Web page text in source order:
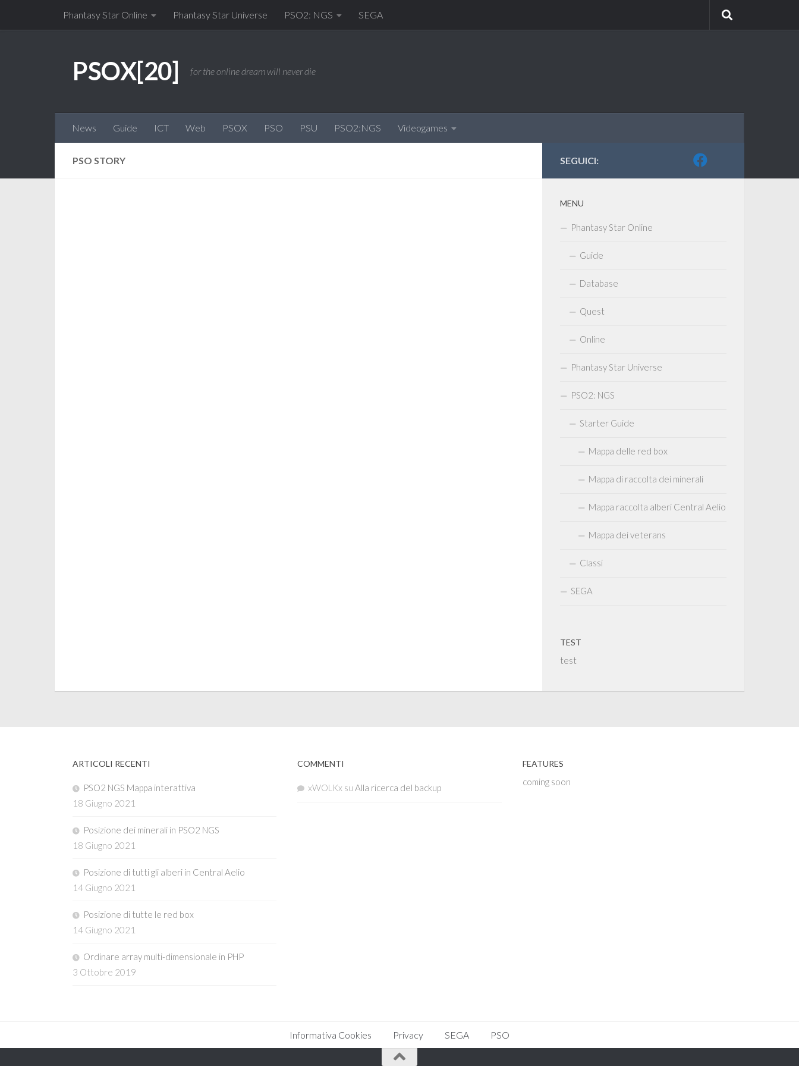
Salta al contenutoPhantasy Star Online Phantasy Star Universe PSO2: NGS SEGA
PSOX[20] for the online dream will never die
News Guide ICT Web PSOX PSO PSU PSO2:NGS Videogames
PSO STORY SEGUICI:
MENU
Phantasy Star Online
Guide
Database
Quest
Online
Phantasy Star Universe
PSO2: NGS
Starter Guide
Mappa delle red box
Mappa di raccolta dei minerali
Mappa raccolta alberi Central Aelio
Mappa dei veterans
Classi
SEGA
TEST
test
ARTICOLI RECENTI
PSO2 NGS Mappa interattiva
18 Giugno 2021
Posizione dei minerali in PSO2 NGS
18 Giugno 2021
Posizione di tutti gli alberi in Central Aelio
14 Giugno 2021
Posizione di tutte le red box
14 Giugno 2021
Ordinare array multi-dimensionale in PHP
3 Ottobre 2019
COMMENTI
xWOLKx suAlla ricerca del backup
FEATURES
coming soon
Informativa Cookies Privacy SEGA PSO